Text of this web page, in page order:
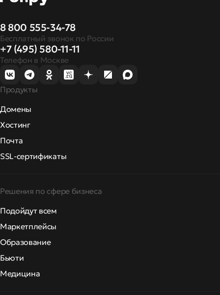
8 800 555-34-78
Бесплатный звонок по России
+7 (495) 580-11-11
Телефон в Москве
Продукты
Домены
Хостинг
Почта
SSL-сертификаты
Решения по сфере бизнеса
Подойдут всем
Маркетплейсы
Образование
Бьюти
Медицина